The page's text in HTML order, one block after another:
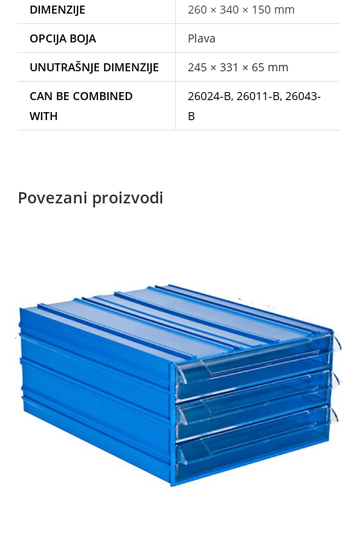
DIMENZIJE
260 × 340 × 150 mm
OPCIJA BOJA
Plava
UNUTRAŠNJE DIMENZIJE
245 × 331 × 65 mm
CAN BE COMBINED
WITH
26024-B, 26011-B, 26043-
B
Povezani proizvodi